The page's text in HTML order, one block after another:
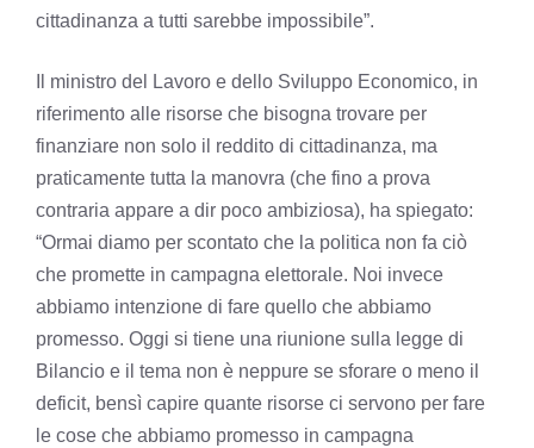
cittadinanza a tutti sarebbe impossibile”.
Il ministro del Lavoro e dello Sviluppo Economico, in
riferimento alle risorse che bisogna trovare per
finanziare non solo il reddito di cittadinanza, ma
praticamente tutta la manovra (che fino a prova
contraria appare a dir poco ambiziosa), ha spiegato:
“Ormai diamo per scontato che la politica non fa ciò
che promette in campagna elettorale. Noi invece
abbiamo intenzione di fare quello che abbiamo
promesso. Oggi si tiene una riunione sulla legge di
Bilancio e il tema non è neppure se sforare o meno il
deficit, bensì capire quante risorse ci servono per fare
le cose che abbiamo promesso in campagna